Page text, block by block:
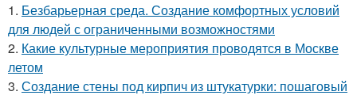
1. Безбарьерная среда. Создание комфортных условий
для людей с ограниченными возможностями
2. Какие культурные мероприятия проводятся в Москве
летом
3. Создание стены под кирпич из штукатурки: пошаговый